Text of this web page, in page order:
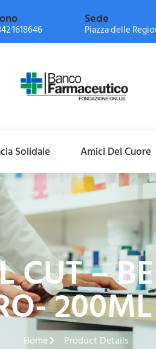
1618646
Sede
Piazza delle
Solidale Amici Del Cuore
CUT –
Home Product Details